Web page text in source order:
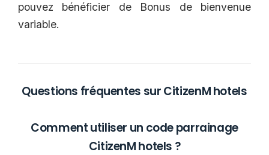
pouvez bénéficier de Bonus de bienvenue
variable.
Questions fréquentes sur CitizenM hotels
Comment utiliser un code parrainage
CitizenM hotels ?